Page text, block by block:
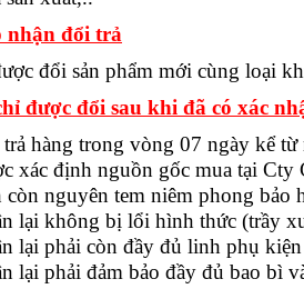
nhận đổi trả
đổi sản phẩm mới cùng loại
được đổi sau khi đã có xác
hàng trong vòng 07 ngày kể
xác định nguồn gốc mua tại
còn nguyên tem niêm phong bảo
lại không bị lổi hình thức (trầy
lại phải còn đầy đủ linh phụ kiện
lại phải đảm bảo đầy đủ bao bì